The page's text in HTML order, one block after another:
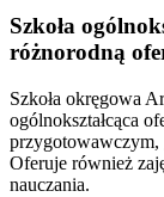
Szkoła
różnorodną
Szkoła okręgowa
ogólnokształcąca
przygotowawczym,
Oferuje również
nauczania.